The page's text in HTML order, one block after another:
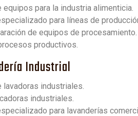
equipos para la industria alimenticia.
para líneas de
de equipos de procesamiento.
productivos.
Industrial
lavadoras industriales.
industriales.
para lavanderías